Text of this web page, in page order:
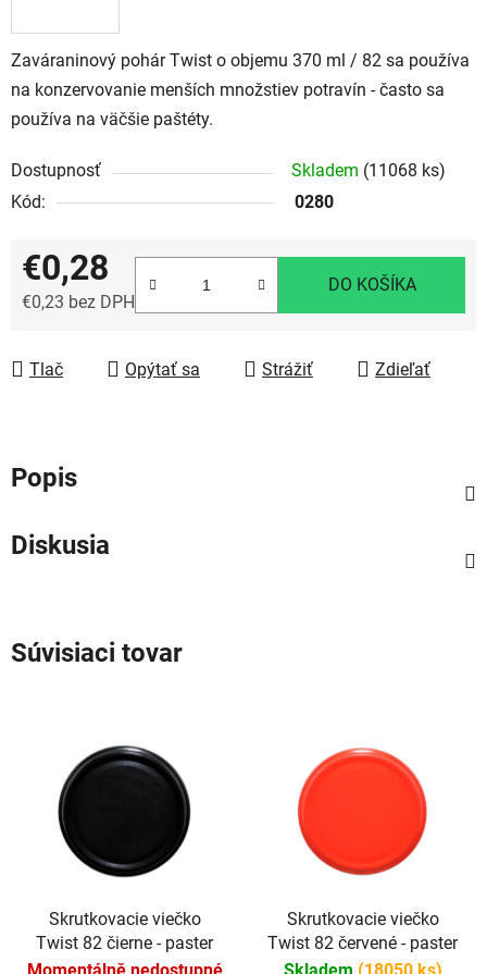
Zaváraninový pohár Twist o objemu 370 ml / 82 sa používa
na konzervovanie menších množstiev potravín - často sa
používa na väčšie paštéty.
Dostupnosť Skladem (11068 ks)
Kód:
0280
€0,28
€0,23 bez DPH
DO KOŠÍKA
Tlač Opýtať sa Strážiť Zdieľať
Popis
Diskusia
Súvisiaci tovar
Skrutkovacie viečko
Twist 82 čierne - paster
Skrutkovacie viečko
Twist 82 červené - paster